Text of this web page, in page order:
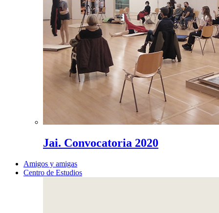
Jai. Convocatoria 2020
Amigos y amigas
Centro de Estudios